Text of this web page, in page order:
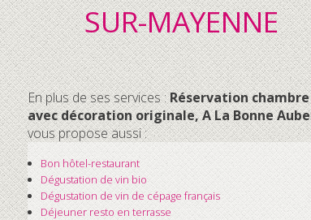
SUR-MAYENNE
En plus de ses services :Réservation chambre
avec décoration originale, A La Bonne
vous propose aussi :
Bon hôtel-restaurant
Dégustation de vin bio
Dégustation de vin de cépage français
Déjeuner resto en terrasse